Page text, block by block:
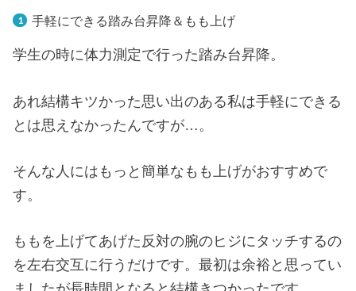
手軽にできる踏み台昇降＆もも上げ
学生の時に体力測定で行った踏み台昇降。
あれ結構キツかった思い出のある私は手軽にできる
とは思えなかったんですが…。
そんな人にはもっと簡単なもも上げがおすすめで
す。
ももを上げてあげた反対の腕のヒジにタッチするの
を左右交互に行うだけです。最初は余裕と思ってい